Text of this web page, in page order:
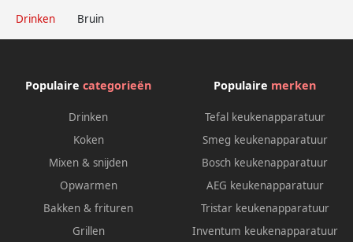
Drinken Bruin
Populaire categorieën
Drinken
Koken
Mixen & snijden
Opwarmen
Bakken & frituren
Grillen
Populaire merken
Tefal keukenapparatuur
Smeg keukenapparatuur
Bosch keukenapparatuur
AEG keukenapparatuur
Tristar keukenapparatuur
Inventum keukenapparatuur